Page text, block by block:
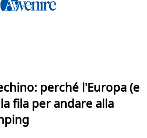
perché l'Europa (e
fila per andare alla